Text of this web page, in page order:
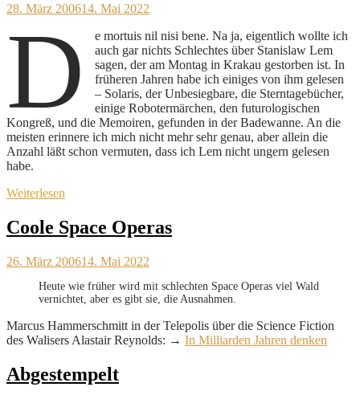
28. März 200614. Mai 2022
D
e mortuis nil nisi bene. Na ja, eigentlich wollte ich
auch gar nichts Schlechtes über Stanislaw Lem
sagen, der am Montag in Krakau gestorben ist. In
früheren Jahren habe ich einiges von ihm gelesen
– Solaris, der Unbesiegbare, die Sterntagebücher,
einige Robotermärchen, den futurologischen
Kongreß, und die Memoiren, gefunden in der Badewanne. An die
meisten erinnere ich mich nicht mehr sehr genau, aber allein die
Anzahl läßt schon vermuten, dass ich Lem nicht ungern gelesen
habe.
Weiterlesen
Coole Space Operas
26. März 200614. Mai 2022
Heute wie früher wird mit schlechten Space Operas viel Wald
vernichtet, aber es gibt sie, die Ausnahmen.
Marcus Hammerschmitt in der Telepolis über die Science Fiction
des Walisers Alastair Reynolds: → In Milliarden Jahren denken
Abgestempelt